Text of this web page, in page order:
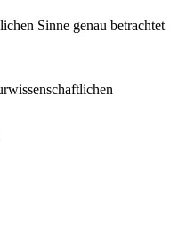
Sinne genau betrachtet